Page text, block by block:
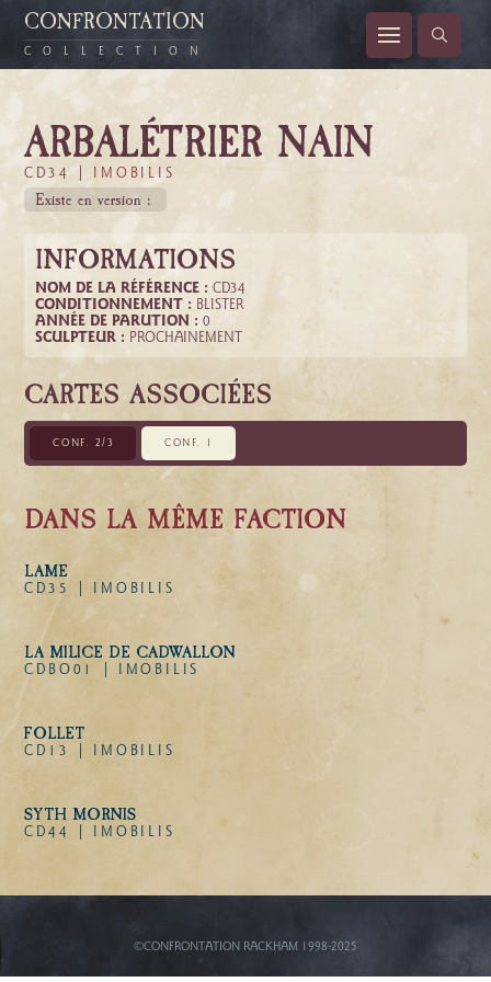
CONFRONTATION
COLLECTION
ARBALÉTRIER NAIN
CD34 | IMOBILIS
Existe en version :
INFORMATIONS
NOM DE LA RÉFÉRENCE : CD34
CONDITIONNEMENT : BLISTER
ANNÉE DE PARUTION : 0
SCULPTEUR : PROCHAINEMENT
CARTES ASSOCIÉES
CONF. 2/3 CONF. 1
DANS LA MÊME FACTION
LAME
CD35 | IMOBILIS
LA MILICE DE CADWALLON
CDBO01 | IMOBILIS
FOLLET
CD13 | IMOBILIS
SYTH MORNIS
CD44 | IMOBILIS
©CONFRONTATION RACKHAM 1998-2025